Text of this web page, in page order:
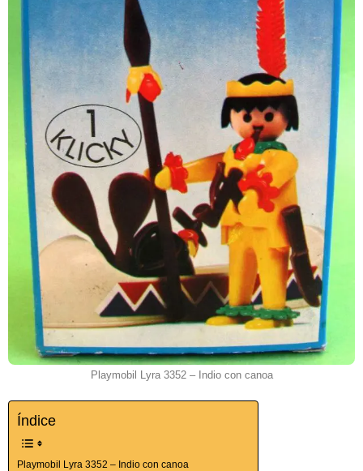
Playmobil Lyra 3352 – Indio con canoa
Índice
Playmobil Lyra 3352 – Indio con canoa